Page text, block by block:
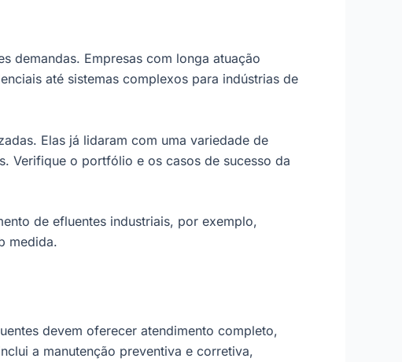
demandas. Empresas com longa atuação
até sistemas complexos para indústrias de
Elas já lidaram com uma variedade de
Verifique o portfólio e os casos de sucesso da
de efluentes industriais, por exemplo,
medida.
devem oferecer atendimento completo,
a manutenção preventiva e corretiva,